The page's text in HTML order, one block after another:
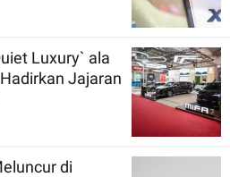
Luxury` ala
Jajaran
di